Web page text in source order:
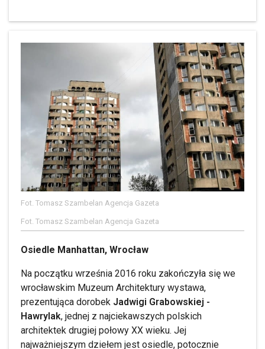
Fot. Tomasz Szambelan Agencja Gazeta
Fot. Tomasz Szambelan Agencja Gazeta
Osiedle Manhattan, Wrocław
Na początku września 2016 roku zakończyła się we
wrocławskim Muzeum Architektury wystawa,
prezentująca dorobek Jadwigi Grabowskiej -
Hawrylak, jednej z najciekawszych polskich
architektek drugiej połowy XX wieku. Jej
najważniejszym dziełem jest osiedle, potocznie